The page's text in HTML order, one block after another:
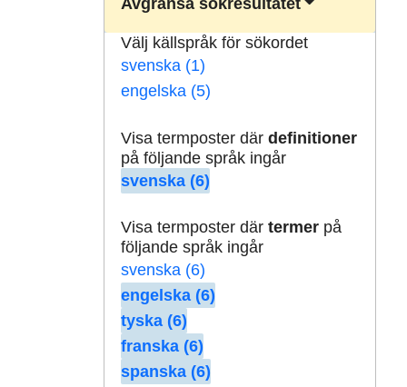
Avgränsa sökresultatet
Välj källspråk för sökordet
svenska (1)
engelska (5)
Visa termposter där definitioner
på följande språk ingår
svenska (6)
Visa termposter där termerpå
följande språk ingår
svenska (6)
engelska (6)
tyska (6)
franska (6)
spanska (6)